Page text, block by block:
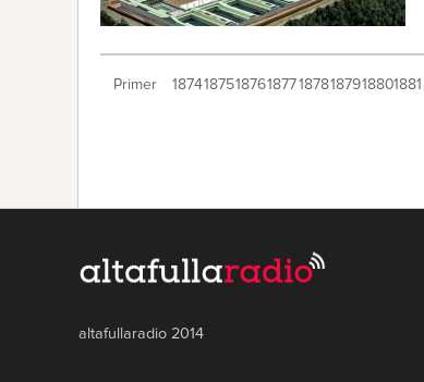
Primer 18741875187618771878187918801881
altafullaradio 2014